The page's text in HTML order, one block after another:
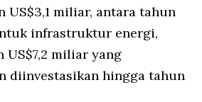
US$3,1 miliar, antara tahun
infrastruktur energi,
US$7,2 miliar yang
diinvestasikan hingga tahun